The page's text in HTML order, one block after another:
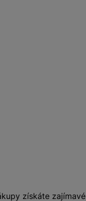
získáte zajímavé